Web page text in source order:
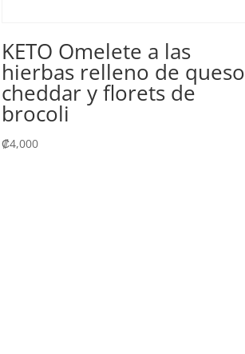
KETO Omelete a las
hierbas relleno de queso
cheddar y florets de
brocoli
₡4,000